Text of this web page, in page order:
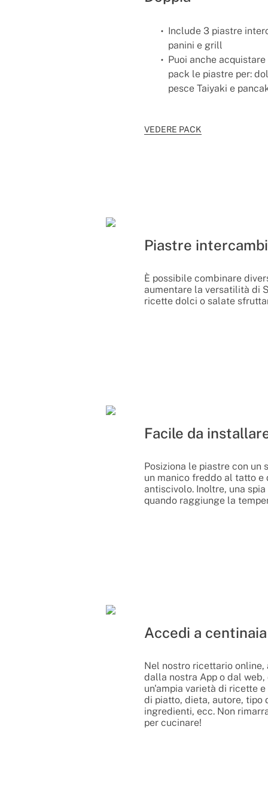
Include 3 piastre
panini e grill
Puoi anche
pack le piastre per:
pesce Taiyaki e
VEDERE PACK
Piastre
È possibile combinare
aumentare la versatilità di
ricette dolci o salate
Facile da
Posiziona le piastre con un
un manico freddo al tatto e
antiscivolo. Inoltre, una
quando raggiunge la
Accedi a
Nel nostro ricettario online,
dalla nostra App o dal
un'ampia varietà di ricette
di piatto, dieta, autore, tipo
ingredienti, ecc. Non
per cucinare!